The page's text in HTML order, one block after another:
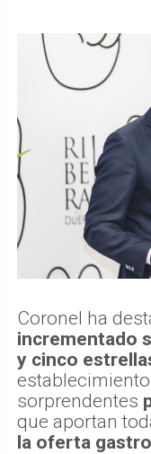
Coronel ha
incrementado
y cinco
sorprendentes
que aportan
la oferta